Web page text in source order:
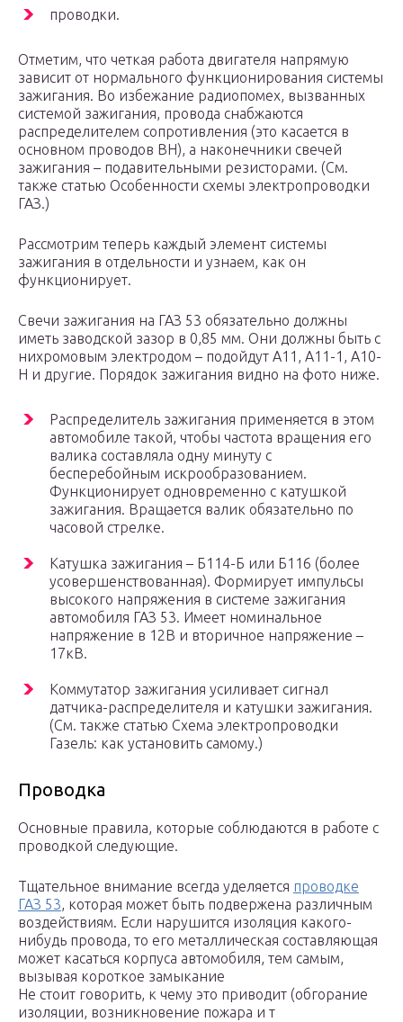
проводки.
Отметим, что четкая работа двигателя напрямую
зависит от нормального функционирования системы
зажигания. Во избежание радиопомех, вызванных
системой зажигания, провода снабжаются
распределителем сопротивления (это касается в
основном проводов ВН), а наконечники свечей
зажигания – подавительными резисторами. (См.
также статью Особенности схемы электропроводки
ГАЗ.)
Рассмотрим теперь каждый элемент системы
зажигания в отдельности и узнаем, как он
функционирует.
Свечи зажигания на ГАЗ 53 обязательно должны
иметь заводской зазор в 0,85 мм. Они должны быть с
нихромовым электродом – подойдут А11, А11-1, А10-
H и другие. Порядок зажигания видно на фото ниже.
Распределитель зажигания применяется в этом
автомобиле такой, чтобы частота вращения его
валика составляла одну минуту с
бесперебойным искрообразованием.
Функционирует одновременно с катушкой
зажигания. Вращается валик обязательно по
часовой стрелке.
Катушка зажигания – Б114-Б или Б116 (более
усовершенствованная). Формирует импульсы
высокого напряжения в системе зажигания
автомобиля ГАЗ 53. Имеет номинальное
напряжение в 12В и вторичное напряжение –
17кВ.
Коммутатор зажигания усиливает сигнал
датчика-распределителя и катушки зажигания.
(См. также статью Схема электропроводки
Газель: как установить самому.)
Проводка
Основные правила, которые соблюдаются в работе с
проводкой следующие.
Тщательное внимание всегда уделяется проводке
ГАЗ 53, которая может быть подвержена различным
воздействиям. Если нарушится изоляция какого-
нибудь провода, то его металлическая составляющая
может касаться корпуса автомобиля, тем самым,
вызывая короткое замыкание
Не стоит говорить, к чему это приводит (обгорание
изоляции, возникновение пожара и т